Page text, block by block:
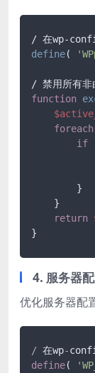
define(
function
foreach
if
        }
    }
return
4. 服务器
优化服务器配
/ 在wp-
define(